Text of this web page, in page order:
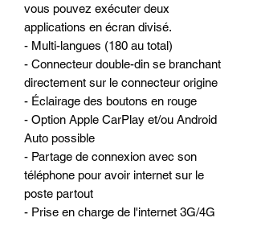
vous pouvez exécuter deux
applications en écran divisé.
- Multi-langues (180 au total)
- Connecteur double-din se branchant
directement sur le connecteur origine
- Éclairage des boutons en rouge
- Option Apple CarPlay et/ou Android
Auto possible
- Partage de connexion avec son
téléphone pour avoir internet sur le
poste partout
- Prise en charge de l'internet 3G/4G